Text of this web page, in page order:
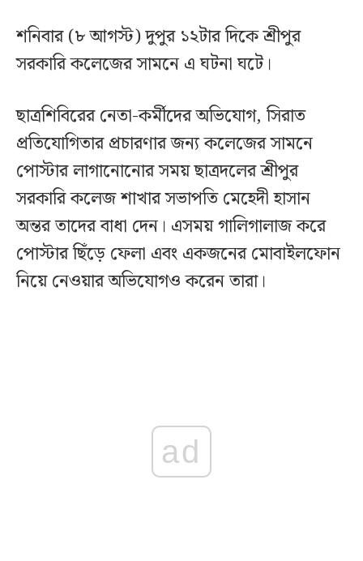
শনিবার (৮ আগস্ট) দুপুর ১২টার দিকে শ্রীপুর
সরকারি কলেজের সামনে এ ঘটনা ঘটে।
ছাত্রশিবিরের নেতা-কর্মীদের অভিযোগ, সিরাত
প্রতিযোগিতার প্রচারণার জন্য কলেজের সামনে
পোস্টার লাগানোনোর সময় ছাত্রদলের শ্রীপুর
সরকারি কলেজ শাখার সভাপতি মেহেদী হাসান
অন্তর তাদের বাধা দেন। এসময় গালিগালাজ করে
পোস্টার ছিঁড়ে ফেলা এবং একজনের মোবাইলফোন
নিয়ে নেওয়ার অভিযোগও করেন তারা।
ad